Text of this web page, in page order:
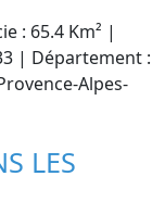
: 65.4 Km² |
| Département :
Alpes-
LES